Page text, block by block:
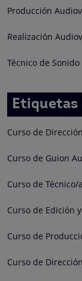
Producción
Realización
Técnico de Sonido
Etiquetas
Curso de
Curso de Guion
Curso de Técnico/
Curso de Edición
Curso de
Curso de